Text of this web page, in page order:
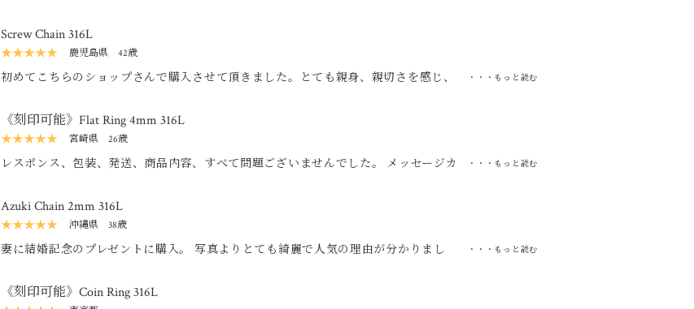
Screw Chain 316L
★★★★★ 鹿児島県 42歳
初めてこちらのショップさんで購入させて頂きました。とても親身、親切さを感じ、
い厚み。 留め具部分も他では簡素化されてたりするのですが(ステンレス製だと)しっ
かりと作られていてお値段以上のクオリティーを感じました！ 対応の迅速さや梱包な
・・・もっと読む
《刻印可能》Flat Ring 4mm 316L
★★★★★ 宮崎県 26歳
レスポンス、包装、発送、商品内容、すべて問題ございませんでした。 メッセージカ
た。
・・・もっと読む
Azuki Chain 2mm 316L
★★★★★ 沖縄県 38歳
妻に結婚記念のプレゼントに購入。 写真よりとても綺麗で人気の理由が分かりまし
・・・もっと読む
《刻印可能》Coin Ring 316L